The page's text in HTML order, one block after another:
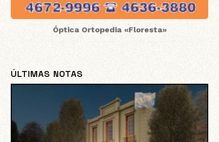
Óptica Ortopedia «Floresta»
ÚLTIMAS NOTAS